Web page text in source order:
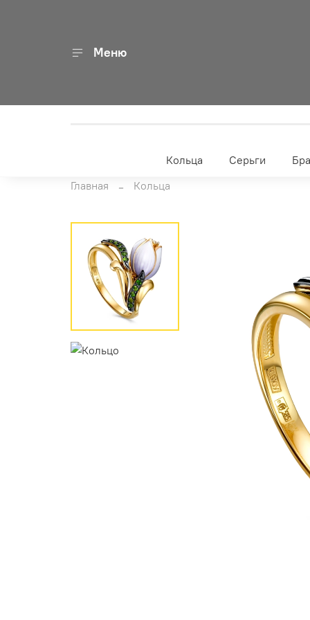
Меню
Кольца Серьги
Главная
Кольца